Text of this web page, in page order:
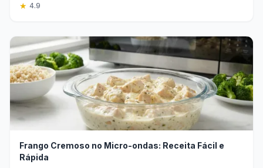
★ 4.9
Frango Cremoso no Micro-ondas: Receita Fácil e
Rápida